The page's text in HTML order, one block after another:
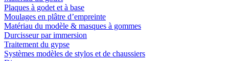
Plaques à godet et à base
Moulages en plâtre d’empreinte
Matériau du modèle & masques à gommes
Durcisseur par immersion
Traitement du gypse
Systèmes modèles de stylos et de chaussiers